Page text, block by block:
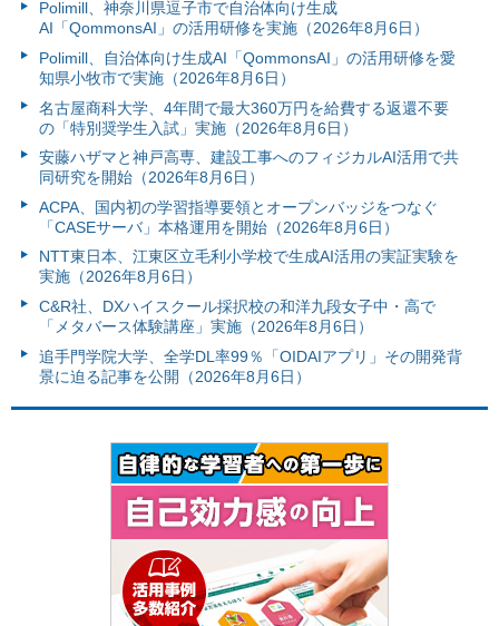
Polimill、神奈川県逗子市で自治体向け生成
AI「QommonsAI」の活用研修を実施（2026年8月6日）
Polimill、自治体向け生成AI「QommonsAI」の活用研修を愛
知県小牧市で実施（2026年8月6日）
名古屋商科大学、4年間で最大360万円を給費する返還不要
の「特別奨学生入試」実施（2026年8月6日）
安藤ハザマと神戸高専、建設工事へのフィジカルAI活用で共
同研究を開始（2026年8月6日）
ACPA、国内初の学習指導要領とオープンバッジをつなぐ
「CASEサーバ」本格運用を開始（2026年8月6日）
NTT東日本、江東区立毛利小学校で生成AI活用の実証実験を
実施（2026年8月6日）
C&R社、DXハイスクール採択校の和洋九段女子中・高で
「メタバース体験講座」実施（2026年8月6日）
追手門学院大学、全学DL率99％「OIDAIアプリ」その開発背
景に迫る記事を公開（2026年8月6日）